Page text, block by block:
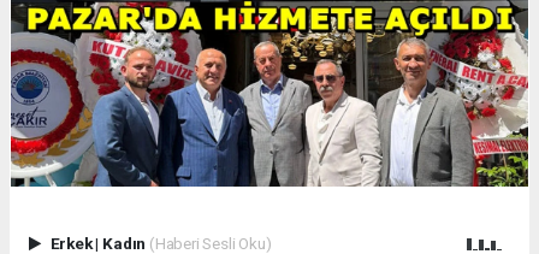
Erkek| Kadın (Haberi Sesli Oku)